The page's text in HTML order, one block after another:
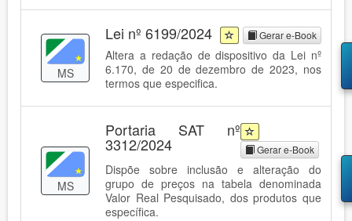
MS
Lei nº 6199/2024 Gerar e-Book
Altera a redação de dispositivo da Lei nº
6.170, de 20 de dezembro de 2023, nos
termos que especifica.
MS
Portaria SAT nº
3312/2024 Gerar e-Book
Dispõe sobre inclusão e alteração do
grupo de preços na tabela denominada
Valor Real Pesquisado, dos produtos que
específica.